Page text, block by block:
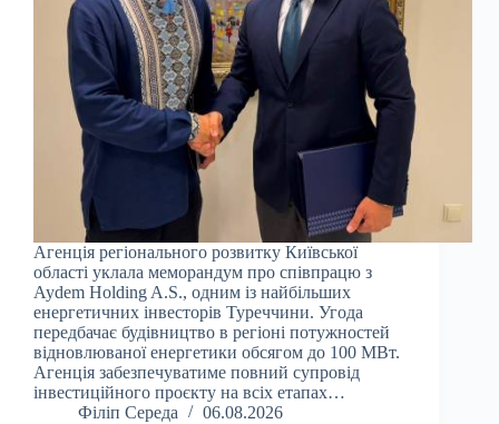
Агенція регіонального розвитку Київської
області уклала меморандум про співпрацю з
Aydem Holding A.S., одним із найбільших
енергетичних інвесторів Туреччини. Угода
передбачає будівництво в регіоні потужностей
відновлюваної енергетики обсягом до 100 МВт.
Агенція забезпечуватиме повний супровід
інвестиційного проєкту на всіх етапах…
Філіп Середа
06.08.2026